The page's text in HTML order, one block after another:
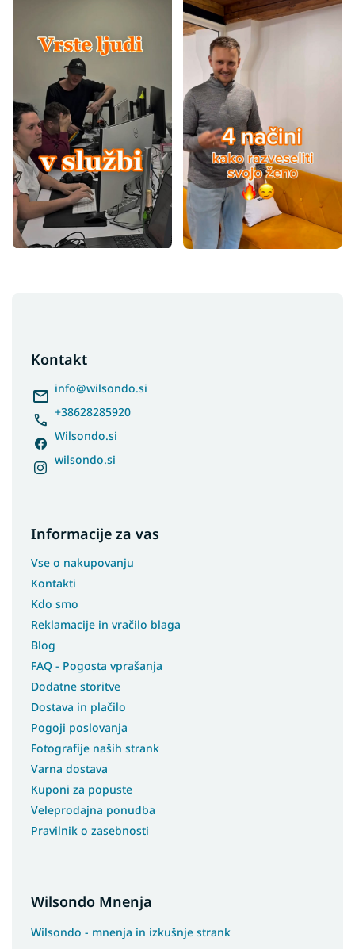
Kontakt
info@wilsondo.si
+38628285920
Wilsondo.si
wilsondo.si
Informacije za vas
Vse o nakupovanju
Kontakti
Kdo smo
Reklamacije in vračilo blaga
Blog
FAQ - Pogosta vprašanja
Dodatne storitve
Dostava in plačilo
Pogoji poslovanja
Fotografije naših strank
Varna dostava
Kuponi za popuste
Veleprodajna ponudba
Pravilnik o zasebnosti
Wilsondo Mnenja
Wilsondo - mnenja in izkušnje strank